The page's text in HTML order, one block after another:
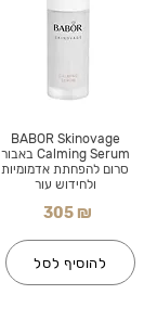
BABOR Skinovage
Calming Serum באבור
סרום להפחתת אדמומיות
ולחידוש עור
305 ₪
להוסיף לסל